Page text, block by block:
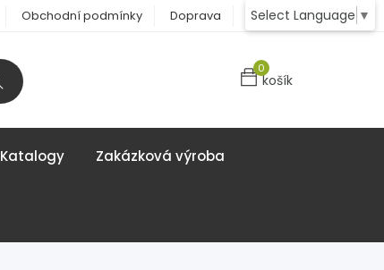
Select Language ▼
Obchodní podmínky Doprava Kontakt
0
košík
Katalogy Zakázková výroba